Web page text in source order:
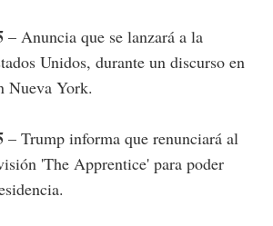
– Anuncia que se lanzará a la
Unidos, durante un discurso en
Nueva York.
– Trump informa que renunciará al
'The Apprentice' para poder